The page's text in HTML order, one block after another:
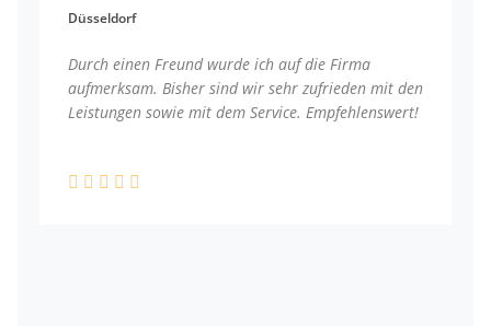
Düsseldorf
Durch einen Freund wurde ich auf die Firma
aufmerksam. Bisher sind wir sehr zufrieden mit den
Leistungen sowie mit dem Service. Empfehlenswert!